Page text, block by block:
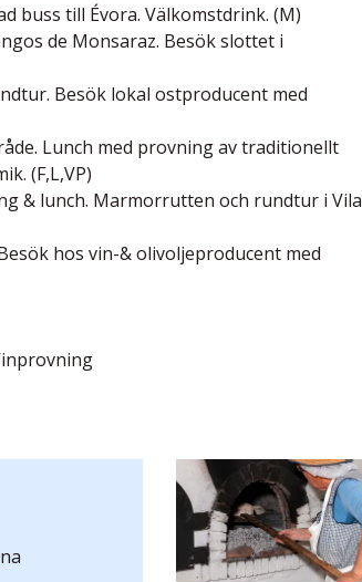
buss till Évora. Välkomstdrink. (M)
de Monsaraz. Besök slottet i
Besök lokal ostproducent med
Lunch med provning av traditionellt
(F,L,VP)
& lunch. Marmorrutten och rundtur i Vila
hos vin-& olivoljeproducent med